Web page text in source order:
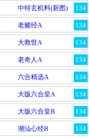
134
中特玄机料(新图)
134
老赌经A
134
大救世A
134
老奇人A
134
六合精选A
134
大版六合皇A
134
大版六合皇B
134
潮汕心经B